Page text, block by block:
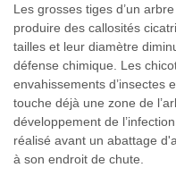
Les grosses tiges d’un
produire des callosités
tailles et leur diamètre
défense chimique. Les
envahissements d’insectes
touche déjà une zone de
développement de
réalisé avant un abattage
à son endroit de chute.